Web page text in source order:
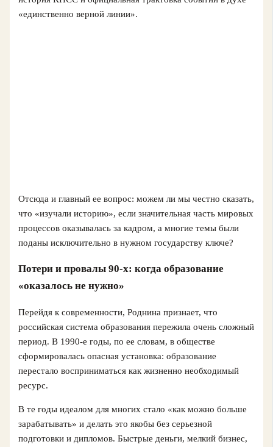
«единственно верной линии».
Отсюда и главный ее вопрос: можем ли мы честно сказать,
что «изучали историю», если значительная часть мировых
процессов оказывалась за кадром, а многие темы были
поданы исключительно в нужном государству ключе?
Потери и провалы 90‑х: когда образование
«оказалось не нужно»
Перейдя к современности, Роднина признает, что
российская система образования пережила очень сложный
период. В 1990-е годы, по ее словам, в обществе
сформировалась опасная установка: образование
перестало восприниматься как жизненно необходимый
ресурс.
В те годы идеалом для многих стало «как можно больше
зарабатывать» и делать это якобы без серьезной
подготовки и дипломов. Быстрые деньги, мелкий бизнес,